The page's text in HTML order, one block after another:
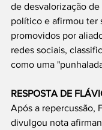
de desvalorização
político e afirmou ter
promovidos por
redes sociais,
como uma
RESPOSTA DE
Após a repercussão,
divulgou nota